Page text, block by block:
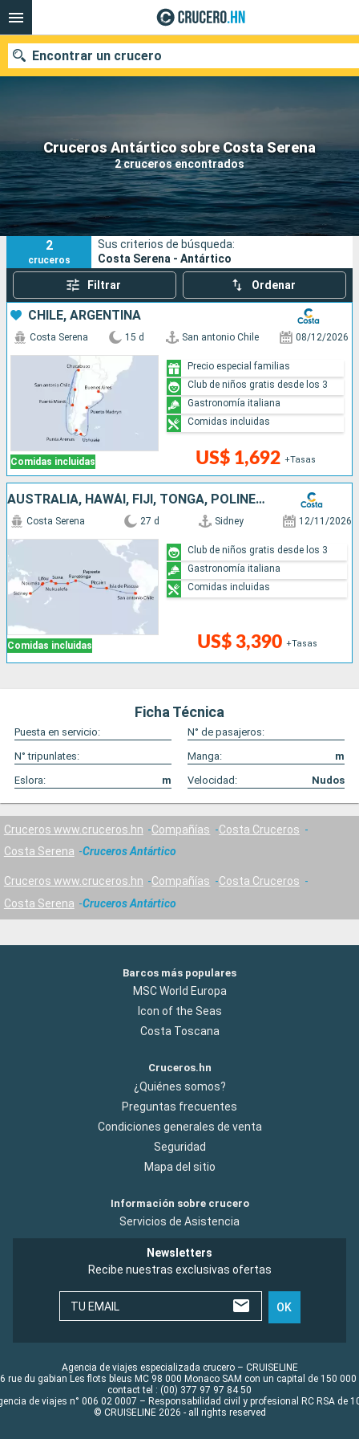
Cruceros Antártico sobre Costa Serena
2 cruceros encontrados
Encontrar un crucero
Nuestros destinos
Fecha de salida
Puertos Compañías
Buscar
2
cruceros
Sus criterios de búsqueda:
Costa Serena - Antártico
Filtrar Ordenar
CHILE, ARGENTINA
Comidas incluidas
Costa Serena 15 d San antonio Chile 08/12/2026
US$ 1,692 +Tasas
Precio especial familias
Club de niños gratis desde los 3
Gastronomía italiana
Comidas incluidas
AUSTRALIA, HAWÁI, FIJI, TONGA, POLINESIA, CHILE
Comidas incluidas
Costa Serena 27 d Sidney 12/11/2026
US$ 3,390 +Tasas
Club de niños gratis desde los 3
Gastronomía italiana
Comidas incluidas
Ficha Técnica
Puesta en servicio:
N° de pasajeros:
N° tripunlates:
Manga:
m
Eslora:
m Velocidad: Nudos
Cruceros www.cruceros.hn Compañías
Costa Cruceros
Costa Serena
Cruceros Antártico
Cruceros www.cruceros.hn Compañías
Costa Cruceros
Costa Serena
Cruceros Antártico
Barcos más populares
MSC World Europa
Icon of the Seas
Costa Toscana
Cruceros.hn
¿Quiénes somos?
Preguntas frecuentes
Condiciones generales de venta
Seguridad
Mapa del sitio
Información sobre crucero
Servicios de Asistencia
Newsletters
Recibe nuestras exclusivas ofertas
TU EMAIL OK
Agencia de viajes especializada crucero – CRUISELINE
rue du gabian Les flots bleus MC 98 000 Monaco SAM con un capital de 150 000
contact tel : (00) 377 97 97 84 50
de viajes n° 006 02 0007 – Responsabilidad civil y profesional RC RSA de
© CRUISELINE 2026 - all rights reserved